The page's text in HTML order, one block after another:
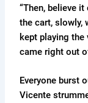
“Then, believe
the cart, slowly,
kept playing
came right out
Everyone burst
Vicente